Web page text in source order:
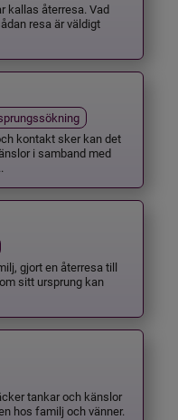
kallas återresa. Vad
resa är väldigt
kontakt sker kan det
i samband med
gjort en återresa till
sitt ursprung kan
tankar och känslor
hos familj och vänner.